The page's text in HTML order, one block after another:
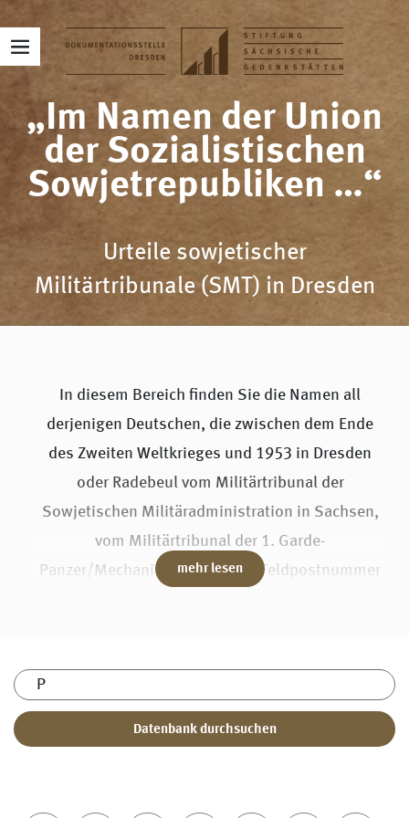
„Im Namen der Union
der Sozialistischen
Sowjetrepubliken …“
Urteile sowjetischer
Militärtribunale (SMT) in Dresden
In diesem Bereich finden Sie die Namen all
derjenigen Deutschen, die zwischen dem Ende
des Zweiten Weltkrieges und 1953 in Dresden
oder Radebeul vom Militärtribunal der
Sowjetischen Militäradministration in Sachsen,
vom Militärtribunal der 1. Garde-
Panzer/Mechanisierten Armee (Feldpostnummer
Sie können die Seite derzeit nach Namen und
Geburtsorten durchsuchen. Für die nähere
mehr lesen